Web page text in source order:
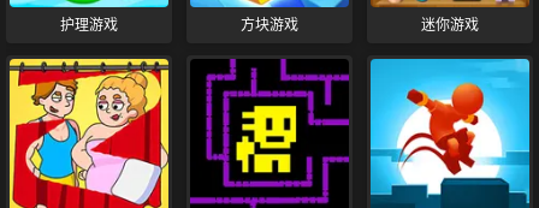
护理游戏 方块游戏 迷你游戏